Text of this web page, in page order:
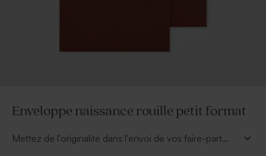
Enveloppe naissance rouille petit format
Mettez de l'originalité dans l'envoi de vos faire-part